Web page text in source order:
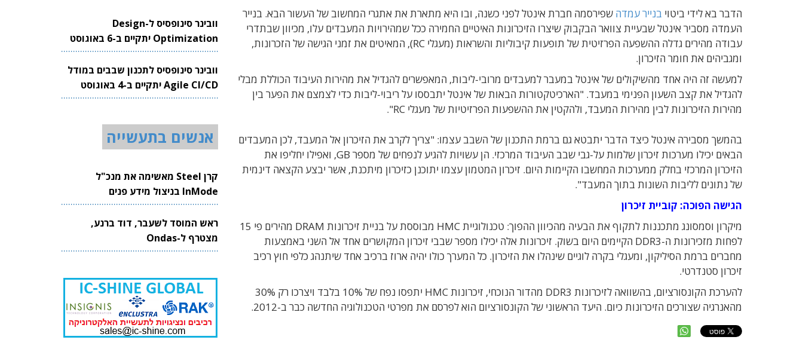
הדבר בא לידי ביטוי בנייר עמדה שפירסמה חברת אינטל לפני כשנה, ובו היא מתארת את אתגרי המחשוב של העשור הבא. בנייר
העמדה מסביר אינטל שבעיית צוואר הבקבוק שיצרו הזיכרונות האיטיים החמירה ככל שמהירויות המעבדים עלו, מכיוון שבתדרי
עבודה מהירים גדלה ההשפעה הפרזיטית של תופעות קיבוליות והשראות (מעגלי RC), המאיטים את זמני הגישה של הזכרונות,
ומגביהים את חומר הזיכרון.
למעשה זה היה אחד מהשיקולים של אינטל במעבר למעבדים מרובי-ליבות, המאפשרים להגדיל את מהירות העיבוד הכוללת מבלי
להגדיל את קצב השעון הפנימי במעבד. "הארכיטקטורות הבאות של אינטל יתבססו על ריבוי-ליבות כדי לצמצם את הפער בין
מהירות הזיכרונות לבין מהירות המעבד, ולהקטין את ההשפעות הפרזיטיות של מעגלי RC".
בהמשך מסבירה אינטל כיצד הדבר יתבטא גם ברמת התכנון של השבב עצמו: "צריך לקרב את הזיכרון אל המעבד, לכן המעבדים
הבאים יכילו מערכות זיכרון שלמות על-גבי שבב העיבוד המרכזי. הן עשויות להגיע לנפחים של מספר GB, ואפילו יחליפו את
הזיכרון המרכזי בחלק ממערכות המחשבו הקיימות היום. זיכרון המטמון עצמו יתוכנן כזיכרון מיתכנת, אשר יבצע הקצאה דינמית
של נתונים לליבות השונות בתוך המעבד".
הגישה הפוכה: קוביית זיכרון
מיקרון וסמסונג מתכננות לתקוף את הבעיה מהכיוון ההפוך: טכנולוגיית HMC מבוססת על בניית זיכרונות DRAM מהירים פי 15
לפחות מזכירונות ה-DDR3 הקיימים היום בשוק. זיכרונות אלה יכילו מספר שבבי זיכרון המקושרים אחד אל השני באמצעות
מחברים ברמת הסיליקון, ומעגלי בקרה לוגיים שינהלו את הזיכרון. כל המערך כולו יהיה ארוז ברכיב אחד שיתנהג כלפי חוץ רכיב
זיכרון סטנדרטי.
להערכת הקונסורציום, בהשוואה לזיכרונות DDR3 מהדור הנוכחי, זיכרונות HMC יתפסו נפח של 10% בלבד ויצרכו רק 30%
מהאנרגיה שצורכים הזיכרונות כיום. היעד הראשוני של הקונסורציום הוא לפרסם את מפרטי הטכנולוגיה החדשה כבר ב-2012.
וובינר סינופסיס ל-Design
Optimization יתקיים ב-6 באוגוסט
2026
וובינר סינופסיס לתכנון שבבים במודל
Agile CI/CD יתקיים ב-4 באוגוסט
2026
אנשים בתעשייה
קרן Steel מאשימה את מנכ"ל
InMode בניצול מידע פנים
ראש המוסד לשעבר, דוד ברנע,
מצטרף ל-Ondas